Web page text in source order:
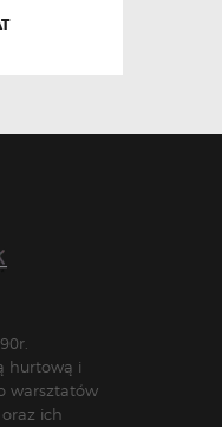
hurtową i
warsztatów
ich